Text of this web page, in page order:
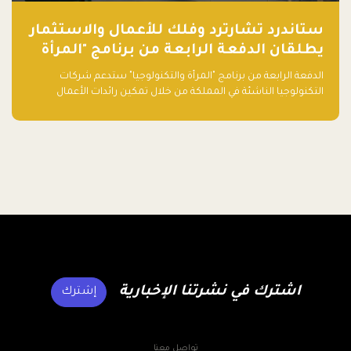
ستاندرد تشارترد وفلك للأعمال والاستثمار
يطلقان الدفعة الرابعة من برنامج "المرأة
والتكنولوجيا" لعام 2026 في المملكة
العربية السعودية
الدفعة الرابعة من برنامج "المرأة والتكنولوجيا" ستدعم شركات
التكنولوجيا الناشئة في المملكة من خلال تمكين رائدات الأعمال
اشترك في نشرتنا الإخبارية إشترك
تواصل معنا